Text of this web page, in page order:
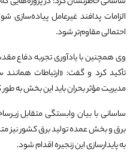
الزامات پدافند غیرعامل پیاده‌سازی
احتمالی مقاوم‌تر شود.
تأکید کرد و گفت: «ارتباطات
مدیریت مؤثر بحران باید این بخش به
ساسانی با بیان وابستگی متقابل
برق و بخش عمده تولید برق کشور نیز
به پایدارسازی این زنجیره اقدام شود.